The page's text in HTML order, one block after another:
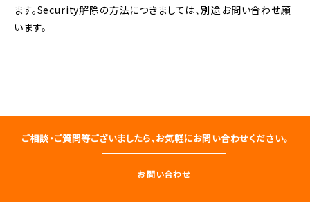
ます。Security解除の方法につきましては、別途お問い合わせ願
います。
ご相談・ご質問等ございましたら、お気軽にお問い合わせください。
お問い合わせ